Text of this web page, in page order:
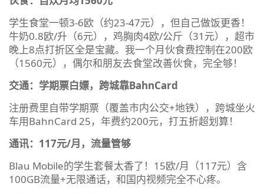
学生食堂一顿3-6欧（约23-47元），但自己做饭更香！
牛奶0.8欧/升（6元），鸡胸肉4欧/公斤（31元），超市
晚上8点打折区全是宝藏。我一个月伙食费控制在200欧
（1560元），偶尔和朋友去食堂改善伙食，完全够！
交通：学期票白嫖，跨城靠BahnCard
注册费里自带学期票（覆盖市内公交+地铁），跨城坐火
车用BahnCard 25，年费约200元，打五折超划算！
通讯：117元/月，流量管够
Blau Mobile的学生套餐太香了！15欧/月（117元）含
100GB流量+无限通话，和国内视频完全不心疼。